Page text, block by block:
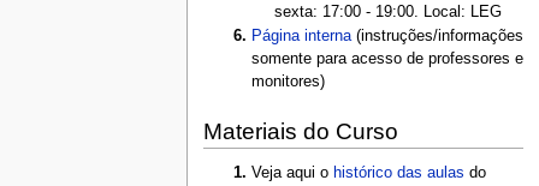
sexta: 17:00 - 19:00. Local: LEG
Página interna(instruções/informações
somente para acesso de professores e
monitores)
Materiais do Curso
Veja aqui o histórico das aulas do